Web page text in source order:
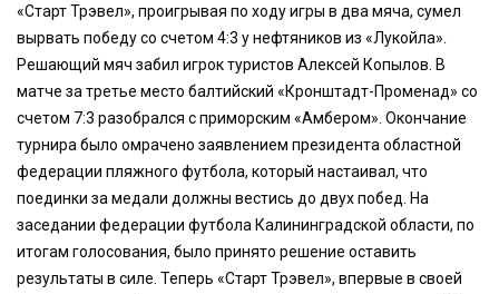
«Старт Трэвел», проигрывая по ходу игры в два мяча, сумел
вырвать победу со счетом 4:3 у нефтяников из «Лукойла».
Решающий мяч забил игрок туристов Алексей Копылов. В
матче за третье место балтийский «Кронштадт-Променад» со
счетом 7:3 разобрался с приморским «Амбером». Окончание
турнира было омрачено заявлением президента областной
федерации пляжного футбола, который настаивал, что
поединки за медали должны вестись до двух побед. На
заседании федерации футбола Калининградской области, по
итогам голосования, было принято решение оставить
результаты в силе. Теперь «Старт Трэвел», впервые в своей